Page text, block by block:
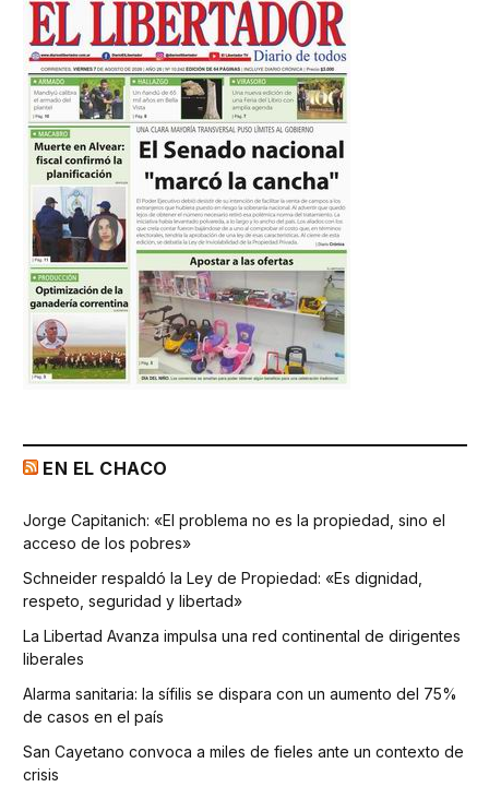
EN EL CHACO
Jorge Capitanich: «El problema no es la propiedad, sino el
acceso de los pobres»
Schneider respaldó la Ley de Propiedad: «Es dignidad,
respeto, seguridad y libertad»
La Libertad Avanza impulsa una red continental de dirigentes
liberales
Alarma sanitaria: la sífilis se dispara con un aumento del 75%
de casos en el país
San Cayetano convoca a miles de fieles ante un contexto de
crisis